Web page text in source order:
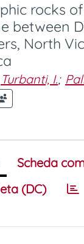
rocks
between
North
Turbanti, I.;
Scheda
(DC)